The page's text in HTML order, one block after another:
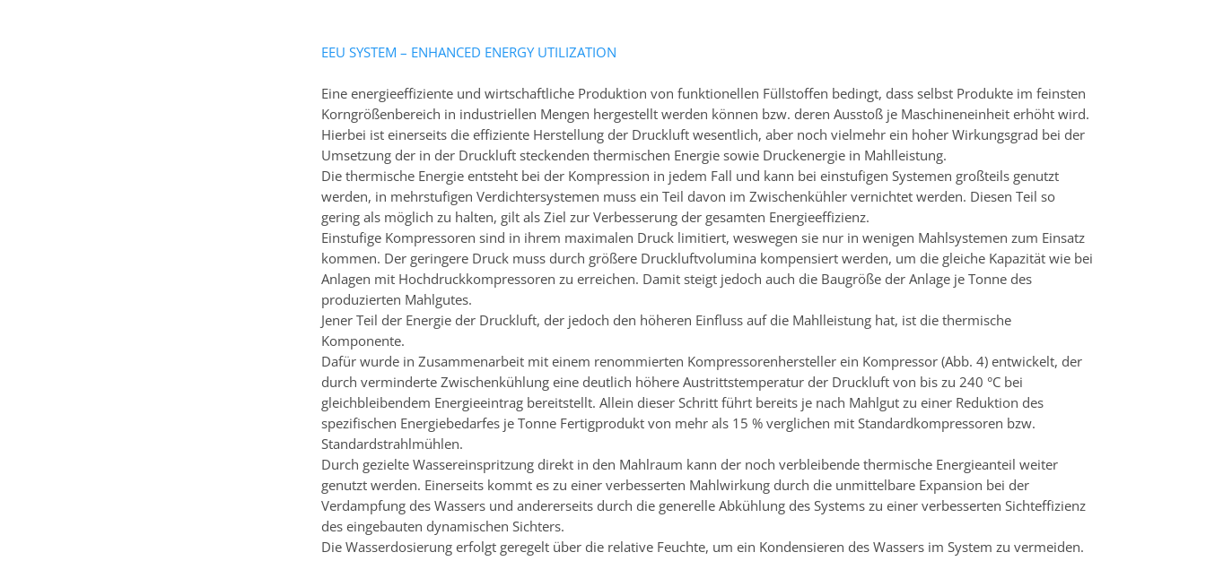
EEU SYSTEM – ENHANCED ENERGY UTILIZATION
Eine energieeffiziente und wirtschaftliche Produktion von funktionellen Füllstoffen bedingt, dass selbst Produkte im feinsten
Korngrößenbereich in industriellen Mengen hergestellt werden können bzw. deren Ausstoß je Maschineneinheit erhöht wird.
Hierbei ist einerseits die effiziente Herstellung der Druckluft wesentlich, aber noch vielmehr ein hoher Wirkungsgrad bei der
Umsetzung der in der Druckluft steckenden thermischen Energie sowie Druckenergie in Mahlleistung.
Die thermische Energie entsteht bei der Kompression in jedem Fall und kann bei einstufigen Systemen großteils genutzt
werden, in mehrstufigen Verdichtersystemen muss ein Teil davon im Zwischenkühler vernichtet werden. Diesen Teil so
gering als möglich zu halten, gilt als Ziel zur Verbesserung der gesamten Energieeffizienz.
Einstufige Kompressoren sind in ihrem maximalen Druck limitiert, weswegen sie nur in wenigen Mahlsystemen zum Einsatz
kommen. Der geringere Druck muss durch größere Druckluftvolumina kompensiert werden, um die gleiche Kapazität wie bei
Anlagen mit Hochdruckkompressoren zu erreichen. Damit steigt jedoch auch die Baugröße der Anlage je Tonne des
produzierten Mahlgutes.
Jener Teil der Energie der Druckluft, der jedoch den höheren Einfluss auf die Mahlleistung hat, ist die thermische
Komponente.
Dafür wurde in Zusammenarbeit mit einem renommierten Kompressorenhersteller ein Kompressor (Abb. 4) entwickelt, der
durch verminderte Zwischenkühlung eine deutlich höhere Austrittstemperatur der Druckluft von bis zu 240 °C bei
gleichbleibendem Energieeintrag bereitstellt. Allein dieser Schritt führt bereits je nach Mahlgut zu einer Reduktion des
spezifischen Energiebedarfes je Tonne Fertigprodukt von mehr als 15 % verglichen mit Standardkompressoren bzw.
Standardstrahlmühlen.
Durch gezielte Wassereinspritzung direkt in den Mahlraum kann der noch verbleibende thermische Energieanteil weiter
genutzt werden. Einerseits kommt es zu einer verbesserten Mahlwirkung durch die unmittelbare Expansion bei der
Verdampfung des Wassers und andererseits durch die generelle Abkühlung des Systems zu einer verbesserten Sichteffizienz
des eingebauten dynamischen Sichters.
Die Wasserdosierung erfolgt geregelt über die relative Feuchte, um ein Kondensieren des Wassers im System zu vermeiden.